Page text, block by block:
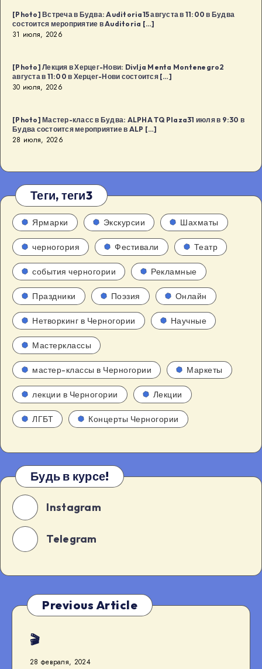
[Photo] Встреча в Будва: Auditoria15 августа в 11:00 в Будва
состоится мероприятие в Auditoria […]
31 июля, 2026
[Photo] Лекция в Херцег-Нови: Divlja Menta Montenegro2
августа в 11:00 в Херцег-Нови состоится […]
30 июля, 2026
[Photo] Мастер-класс в Будва: ALPHA TQ Plaza31 июля в 9:30 в
Будва состоится мероприятие в ALP […]
28 июля, 2026
Теги, теги3
Ярмарки Экскурсии Шахматы
черногория Фестивали Театр
события черногории Рекламные
Праздники Поэзия Онлайн
Нетворкинг в Черногории Научные
Мастерклассы
мастер-классы в Черногории Маркеты
лекции в Черногории Лекции
ЛГБТ Концерты Черногории
Будь в курсе!
Instagram
Telegram
Previous Article
🎬
28 февраля, 2024